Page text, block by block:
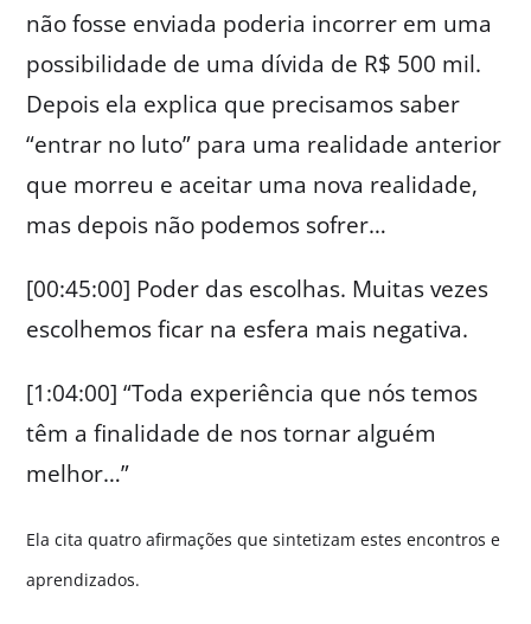
não fosse enviada poderia incorrer em uma
possibilidade de uma dívida de R$ 500 mil.
Depois ela explica que precisamos saber
“entrar no luto” para uma realidade anterior
que morreu e aceitar uma nova realidade,
mas depois não podemos sofrer…
[00:45:00] Poder das escolhas. Muitas vezes
escolhemos ficar na esfera mais negativa.
[1:04:00] “Toda experiência que nós temos
têm a finalidade de nos tornar alguém
melhor…”
Ela cita quatro afirmações que sintetizam estes encontros e
aprendizados.